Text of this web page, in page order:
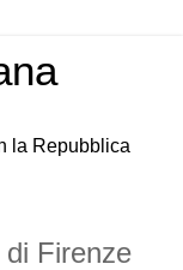
la Repubblica
Firenze